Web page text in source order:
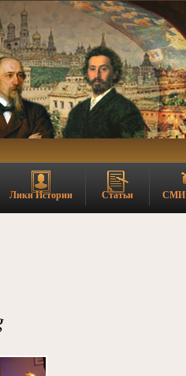
Лики Истории Статьи СМИ